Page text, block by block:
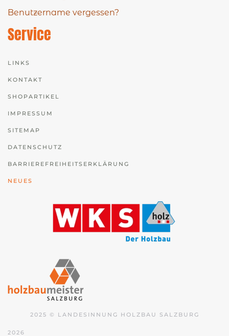
Benutzername vergessen?
Service
LINKS
KONTAKT
SHOPARTIKEL
IMPRESSUM
SITEMAP
DATENSCHUTZ
BARRIEREFREIHEITSERKLÄRUNG
NEUES
2025 © LANDESINNUNG HOLZBAU SALZBURG
2026